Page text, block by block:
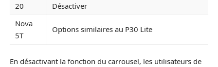
20
Désactiver
Nova
5T
Options similaires au P30 Lite
En désactivant la fonction du carrousel, les utilisateurs de